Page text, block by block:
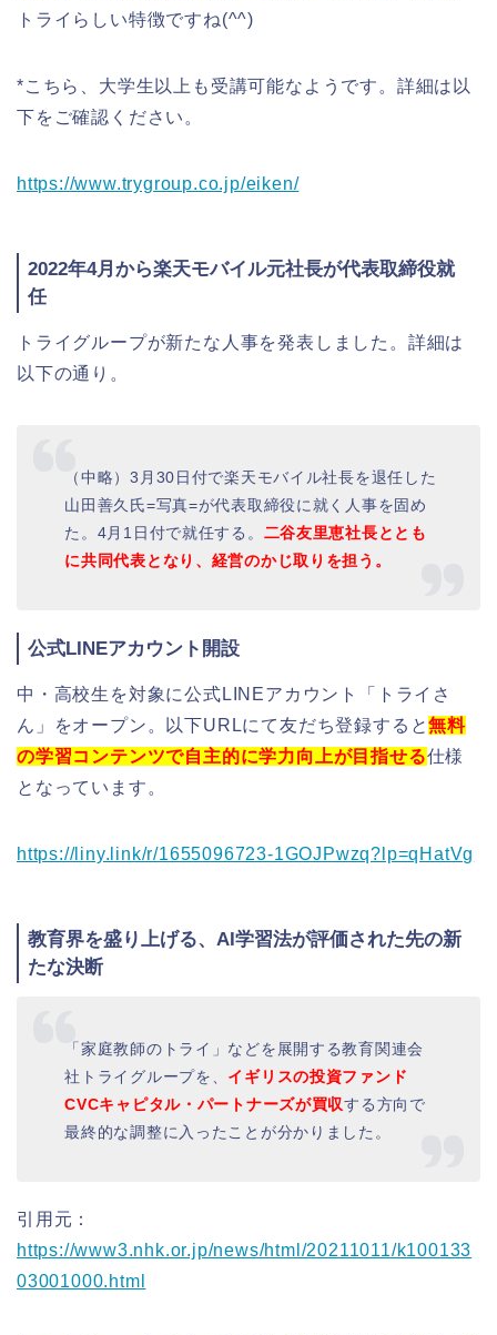
トライらしい特徴ですね(^^)
*こちら、大学生以上も受講可能なようです。詳細は以
下をご確認ください。
https://www.trygroup.co.jp/eiken/
2022年4月から楽天モバイル元社長が代表取締役就
任
トライグループが新たな人事を発表しました。詳細は
以下の通り。
（中略）3月30日付で楽天モバイル社長を退任した
山田善久氏=写真=が代表取締役に就く人事を固め
た。4月1日付で就任する。 二谷友里恵社長ととも
に共同代表となり、経営のかじ取りを担う。
公式LINEアカウント開設
中・高校生を対象に公式LINEアカウント「トライさ
ん」をオープン。以下URLにて友だち登録すると無料
の学習コンテンツで自主的に学力向上が目指せる仕様
となっています。
https://liny.link/r/1655096723-1GOJPwzq?lp=qHatVg
教育界を盛り上げる、AI学習法が評価された先の新
たな決断
「家庭教師のトライ」などを展開する教育関連会
社トライグループを、 イギリスの投資ファンド
CVCキャピタル・パートナーズが買収する方向で
最終的な調整に入ったことが分かりました。
引用元：
https://www3.nhk.or.jp/news/html/20211011/k100133
03001000.html